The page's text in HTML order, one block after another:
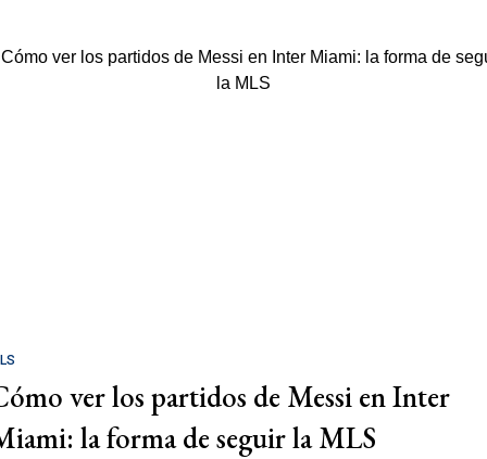
ver los partidos de Messi en Inter
la forma de seguir la MLS